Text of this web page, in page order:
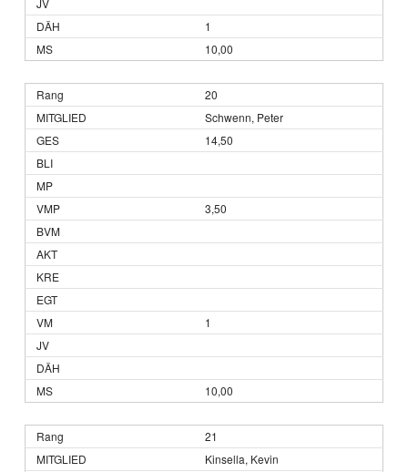
1
10,00
20
Schwenn, Peter
14,50
3,50
1
10,00
21
Kinsella, Kevin